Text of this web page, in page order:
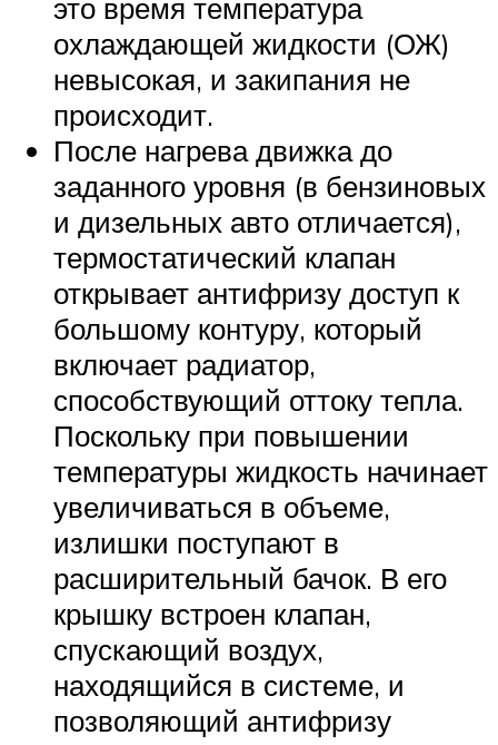
это время температура
охлаждающей жидкости (ОЖ)
невысокая, и закипания не
происходит.
После нагрева движка до
заданного уровня (в бензиновых
и дизельных авто отличается),
термостатический клапан
открывает антифризу доступ к
большому контуру, который
включает радиатор,
способствующий оттоку тепла.
Поскольку при повышении
температуры жидкость начинает
увеличиваться в объеме,
излишки поступают в
расширительный бачок. В его
крышку встроен клапан,
спускающий воздух,
находящийся в системе, и
позволяющий антифризу